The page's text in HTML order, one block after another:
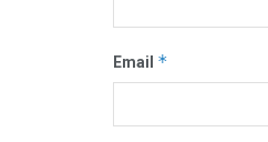
Email *